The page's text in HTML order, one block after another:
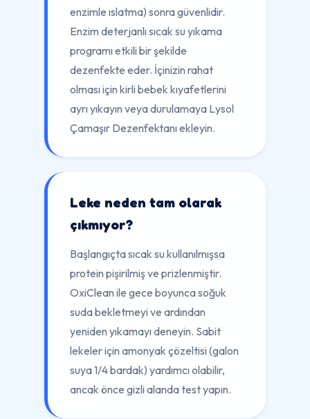
enzimle ıslatma) sonra güvenlidir.
Enzim deterjanlı sıcak su yıkama
programı etkili bir şekilde
dezenfekte eder. İçinizin rahat
olması için kirli bebek kıyafetlerini
ayrı yıkayın veya durulamaya Lysol
Çamaşır Dezenfektanı ekleyin.
Leke neden tam olarak
çıkmıyor?
Başlangıçta sıcak su kullanılmışsa
protein pişirilmiş ve prizlenmiştir.
OxiClean ile gece boyunca soğuk
suda bekletmeyi ve ardından
yeniden yıkamayı deneyin. Sabit
lekeler için amonyak çözeltisi (galon
suya 1/4 bardak) yardımcı olabilir,
ancak önce gizli alanda test yapın.